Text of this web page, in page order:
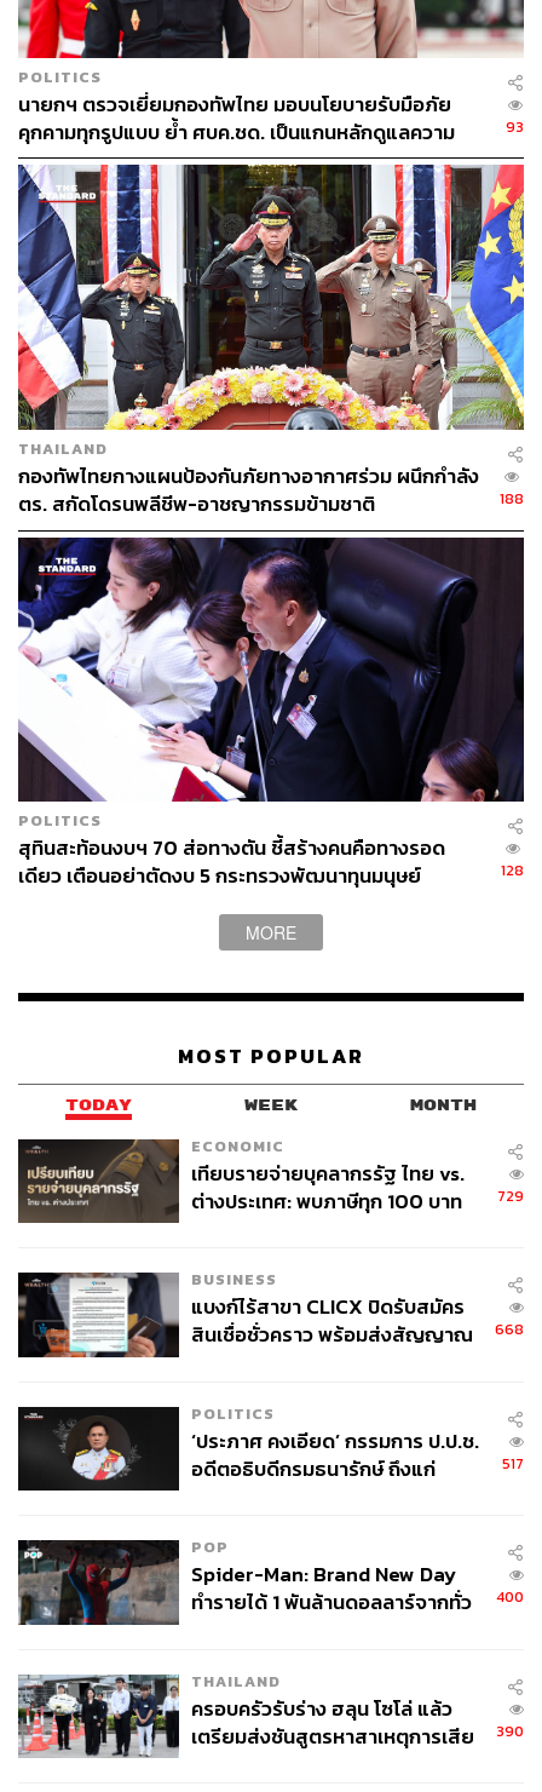
338
ABOUT THE AUTHOR
THE STANDARD TEAM
กองบรรณาธิการ THE STANDARD
POLITICS
นายกฯ ตรวจเยี่ยมกองทัพไทย มอบนโยบายรับมือภัย
คุกคามทุกรูปแบบ ย้ำ ศบค.ชด. เป็นแกนหลักดูแลความ
มั่นคงชายแดน
93
THAILAND
กองทัพไทยกางแผนป้องกันภัยทางอากาศร่วม ผนึกกำลัง
ตร. สกัดโดรนพลีชีพ-อาชญากรรมข้ามชาติ
188
POLITICS
สุทินสะท้อนงบฯ 70 ส่อทางตัน ชี้สร้างคนคือทางรอด
เดียว เตือนอย่าตัดงบ 5 กระทรวงพัฒนาทุนมนุษย์
128
MORE
MOST POPULAR
TODAY WEEK MONTH
ECONOMIC
เทียบรายจ่ายบุคลากรรัฐ ไทย vs.
ต่างประเทศ: พบภาษีทุก 100 บาท
729
BUSINESS
แบงก์ไร้สาขา CLICX ปิดรับสมัคร
สินเชื่อชั่วคราว พร้อมส่งสัญญาณ
668
POLITICS
‘ประภาศ คงเอียด’ กรรมการ ป.ป.ช.
อดีตอธิบดีกรมธนารักษ์ ถึงแก่
517
POP
Spider-Man: Brand New Day
ทำรายได้ 1 พันล้านดอลลาร์จากทั่ว
400
THAILAND
ครอบครัวรับร่าง ฮลุน โซโล่ แล้ว
เตรียมส่งชันสูตรหาสาเหตุการเสีย
390